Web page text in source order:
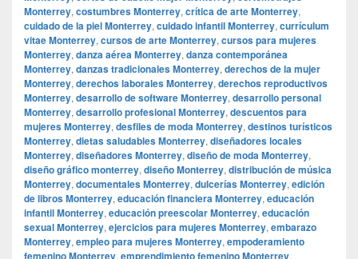
Monterrey, costumbres Monterrey, crítica de arte Monterrey,
cuidado de la piel Monterrey, cuidado infantil Monterrey, currículum
vitae Monterrey, cursos de arte Monterrey, cursos para mujeres
Monterrey, danza aérea Monterrey, danza contemporánea
Monterrey, danzas tradicionales Monterrey, derechos de la mujer
Monterrey, derechos laborales Monterrey, derechos reproductivos
Monterrey, desarrollo de software Monterrey, desarrollo personal
Monterrey, desarrollo profesional Monterrey, descuentos para
mujeres Monterrey, desfiles de moda Monterrey, destinos turísticos
Monterrey, dietas saludables Monterrey, diseñadores locales
Monterrey, diseñadores Monterrey, diseño de moda Monterrey,
diseño gráfico monterrey, diseño Monterrey, distribución de música
Monterrey, documentales Monterrey, dulcerías Monterrey, edición
de libros Monterrey, educación financiera Monterrey, educación
infantil Monterrey, educación preescolar Monterrey, educación
sexual Monterrey, ejercicios para mujeres Monterrey, embarazo
Monterrey, empleo para mujeres Monterrey, empoderamiento
femenino Monterrey, emprendimiento femenino Monterrey,